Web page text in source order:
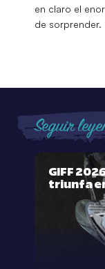
en claro el
de sorprender.
Seguir
GIFF
triunfa